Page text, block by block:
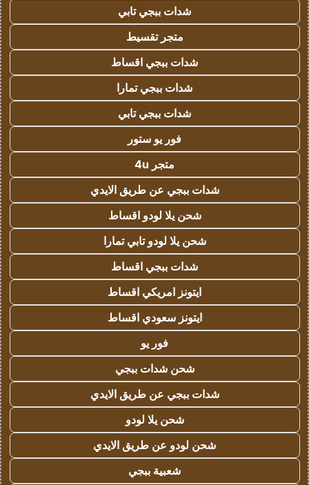
شدات ببجي تابي
متجر تقسيط
شدات ببجي اقساط
شدات ببجي تمارا
شدات ببجي تابي
فور يو ستور
متجر 4u
شدات ببجي عن طريق الايدي
شحن يلا لودو اقساط
شحن يلا لودو تابي تمارا
شدات ببجي اقساط
ايتونز امريكي اقساط
ايتونز سعودي اقساط
فور يو
شحن شدات ببجي
شدات ببجي عن طريق الايدي
شحن يلا لودو
شحن لودو عن طريق الايدي
شعبية ببجي